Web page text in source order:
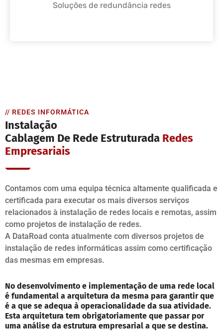
Soluções de redundância redes
// REDES INFORMÁTICA
Instalação
Cablagem De Rede Estruturada Redes
Empresariais
Contamos com uma equipa técnica altamente qualificada e
certificada para executar os mais diversos serviços
relacionados à instalação de redes locais e remotas, assim
como projetos de instalação de redes.
A DataRoad conta atualmente com diversos projetos de
instalação de redes informáticas assim como certificação
das mesmas em empresas.
No desenvolvimento e implementação de uma rede local
é fundamental a arquitetura da mesma para garantir que
é a que se adequa à operacionalidade da sua atividade.
Esta arquitetura tem obrigatoriamente que passar por
uma análise da estrutura empresarial a que se destina.